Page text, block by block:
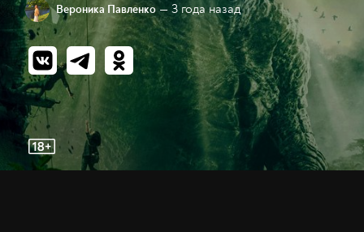
Вероника Павленко — 3 года назад